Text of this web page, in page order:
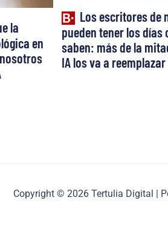
la
en
Los escritores de
pueden tener los días
saben: más de la
IA los va a reemplazar
Copyright © 2026 Tertulia Digital |